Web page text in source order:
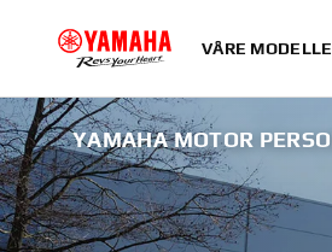
VÅRE
YAMAHA MOTOR